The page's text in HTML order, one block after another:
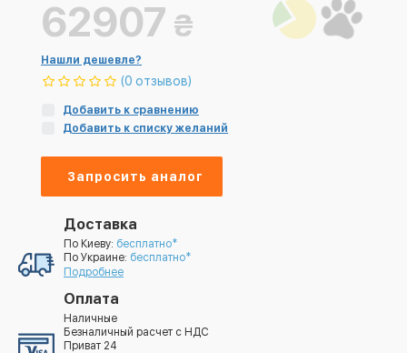
62907 ₴
Нашли дешевле?
(0 отзывов)
Добавить к сравнению
Добавить к списку желаний
Запросить аналог
Доставка
По Киеву: бесплатно*
По Украине: бесплатно*
Подробнее
Оплата
Наличные
Безналичный расчет с НДС
Приват 24